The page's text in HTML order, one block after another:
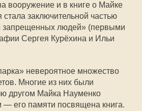
вооружение и в книге о Майке
стала заключительной частью
запрещенных людей» (первыми
Сергея Курёхина и Ильи
невероятное множество
Многие из них были
другом Майка Науменко
его памяти посвящена книга.